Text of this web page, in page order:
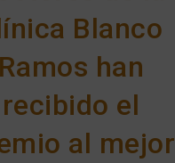
Blanco
Ramos han
recibido el
al mejor